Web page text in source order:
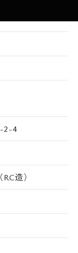
2-4
造）